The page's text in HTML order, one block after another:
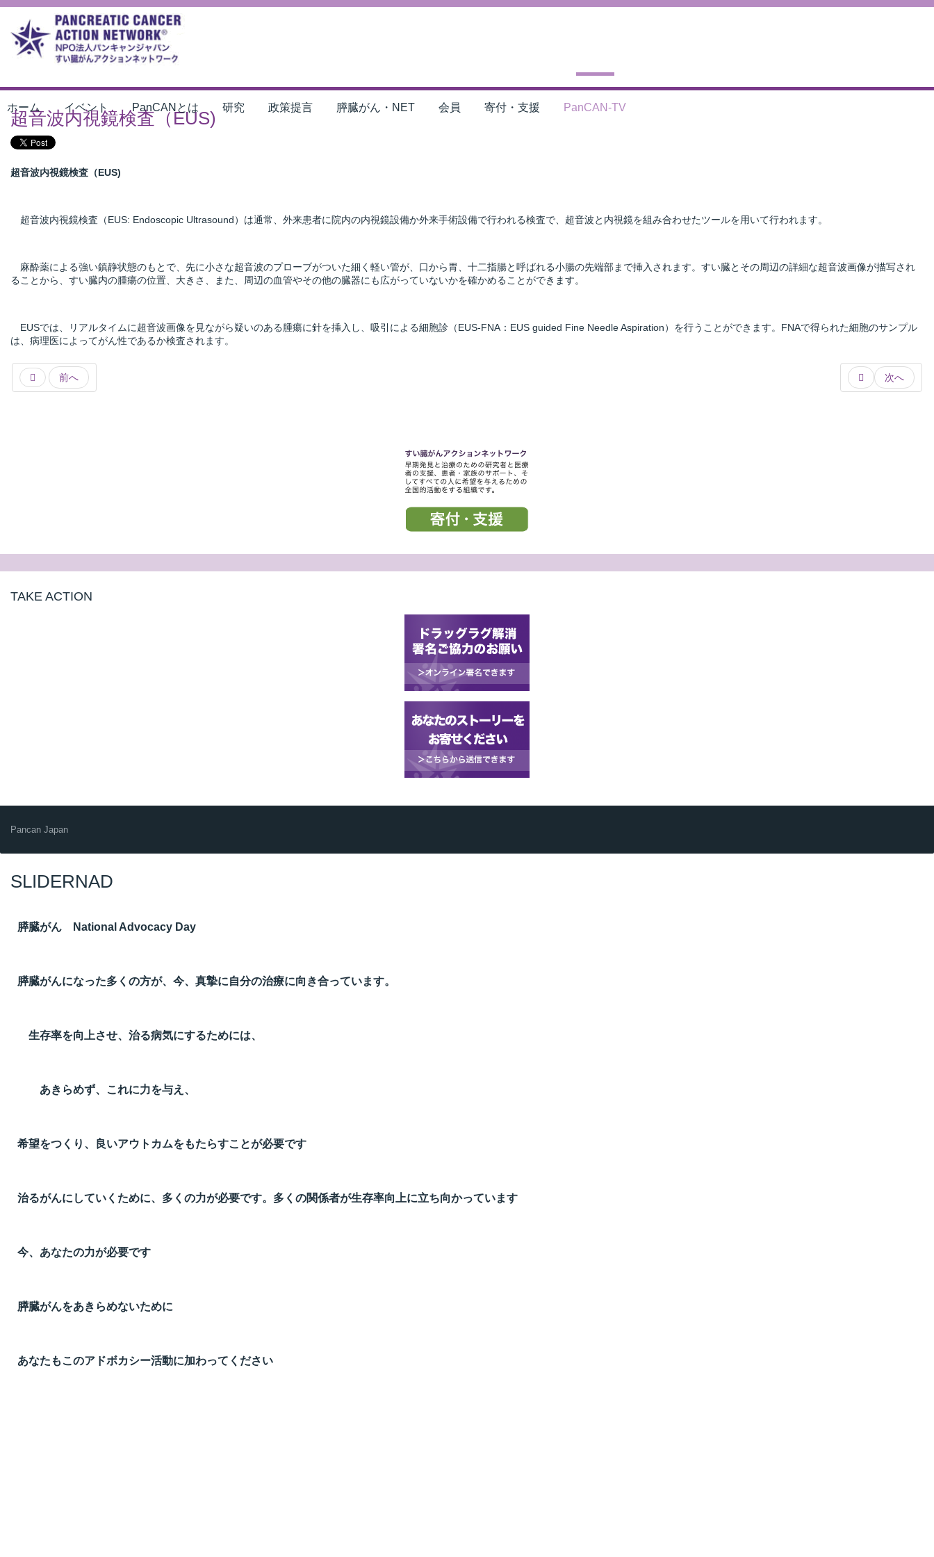
ホーム イベント PanCANとは 研究 政策提言 膵臓がん・NET 会員 寄付・支援 PanCAN-TV
超音波内視鏡検査（EUS)
超音波内視鏡検査（EUS)
超音波内視鏡検査（EUS: Endoscopic Ultrasound）は通常、外来患者に院内の内視鏡設備か外来手術設備で行われる検査で、超音波と内視鏡を組み合わせたツールを用いて行われます。
麻酔薬による強い鎮静状態のもとで、先に小さな超音波のプローブがついた細く軽い管が、口から胃、十二指腸と呼ばれる小腸の先端部まで挿入されます。すい臓とその周辺の詳細な超音波画像が描写され
ることから、すい臓内の腫瘍の位置、大きさ、また、周辺の血管やその他の臓器にも広がっていないかを確かめることができます。
EUSでは、リアルタイムに超音波画像を見ながら疑いのある腫瘍に針を挿入し、 吸引 による細胞診（EUS-FNA：EUS guided Fine Needle Aspiration）を行うことができます。FNAで得られた細胞のサンプル
は、病理医によってがん性であるか検査されます。
前へ 次へ
TAKE ACTION
Pancan Japan
SLIDERNAD
膵臓がん National Advocacy Day
膵臓がんになった多くの方が、今、真摯に自分の治療に向き合っています。
生存率を向上させ、治る病気にするためには、
あきらめず、これに力を与え、
希望をつくり、良いアウトカムをもたらすことが必要です
治るがんにしていくために、多くの力が必要です。多くの関係者が生存率向上に立ち向かっています
今、あなたの力が必要です
膵臓がんをあきらめないために
あなたもこのアドボカシー活動に加わってください